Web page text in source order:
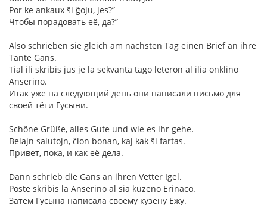
Por ke ankaux ŝi ĝoju, jes?”
Чтобы порадовать её, да?”
Also schrieben sie gleich am nächsten Tag einen Brief an ihre
Tante Gans.
Tial ili skribis jus je la sekvanta tago leteron al ilia onklino
Anserino.
Итак уже на следующий день они написали письмо для
своей тёти Гусыни.
Schöne Grüße, alles Gute und wie es ihr gehe.
Belajn salutojn, ĉion bonan, kaj kak ŝi fartas.
Привет, пока, и как её дела.
Dann schrieb die Gans an ihren Vetter Igel.
Poste skribis la Anserino al sia kuzeno Erinaco.
Затем Гусына написала своему кузену Ежу.